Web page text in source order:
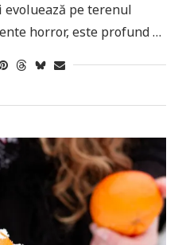
evoluează pe terenul
horror, este profund …